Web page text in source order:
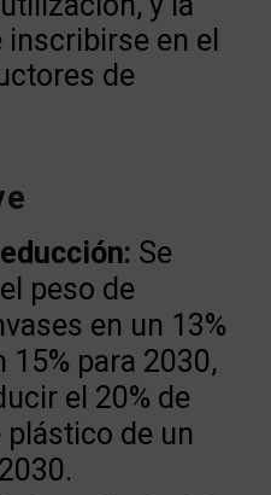
en el
de
Se
peso de
en un 13%
15% para 2030,
el 20% de
plástico de un